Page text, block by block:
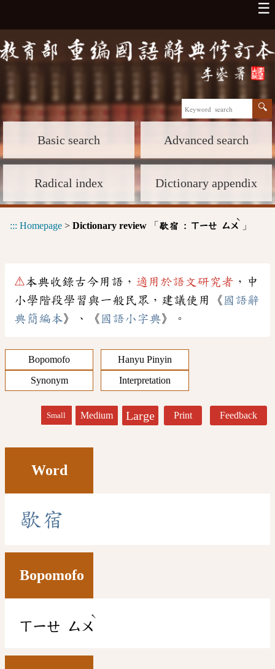
☰
Basic search Advanced search
Radical index Dictionary appendix
::: Homepage > Dictionary review 「 歇宿 : ㄒㄧㄝ ㄙㄨ
ˋ
」
⚠本典收錄古今用語， 適用於語文研究者 ，中
小學階段學習與一般民眾，建議使用《 國語辭
典簡編本》、《 國語小字典》。
Bopomofo
Hanyu Pinyin
Synonym
Interpretation
Small Medium Large Print Feedback
Word
歇 宿
Bopomofo
ㄒㄧㄝ ㄙㄨ
ˋ